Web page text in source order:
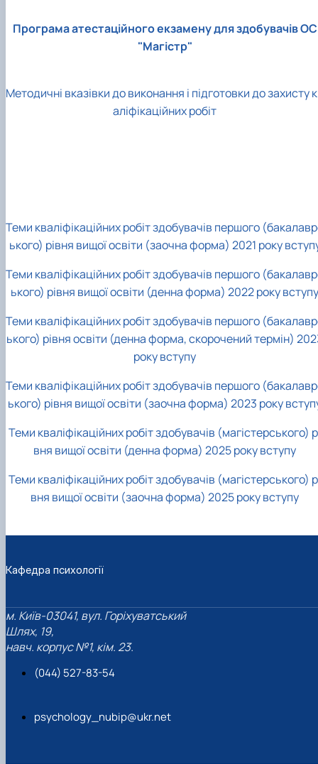
Програма атестаційного екзамену для здобувачів ОС
"Магістр"
Методичні вказівки до виконання і підготовки до захисту
аліфікаційних робіт
Теми кваліфікаційних робіт здобувачів першого
ького) рівня вищої освіти (заочна форма) 2021 року
Теми кваліфікаційних робіт здобувачів першого
ького) рівня вищої освіти (денна форма) 2022 року вступу
Теми кваліфікаційних робіт здобувачів першого
ького) рівня освіти (денна форма, скорочений термін)
року вступу
Теми кваліфікаційних робіт здобувачів першого
ького) рівня вищої освіти (заочна форма) 2023 року
Теми кваліфікаційних робіт здобувачів (магістерського)
вня вищої освіти (денна форма) 2025 року вступу
Теми кваліфікаційних робіт здобувачів (магістерського)
вня вищої освіти (заочна форма) 2025 року вступу
Кафедра психології
м. Київ-03041, вул. Горіхуватський
Шлях, 19,
навч. корпус №1, кім. 23.
(044) 527-83-54
psychology_nubip@ukr.net